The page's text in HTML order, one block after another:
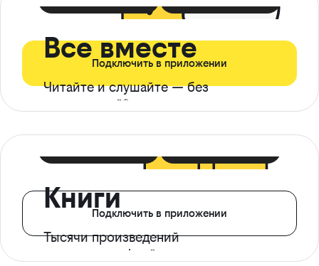
Все вместе
Читайте и слушайте — без
ограничений*
Подключить в приложении
Книги
Тысячи произведений
с доступом офлайн
Подключить в приложении